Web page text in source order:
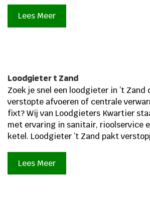
Lees Meer
Loodgieter t Zand
Zoek je snel een loodgieter in ’t Zand
verstopte afvoeren of centrale
fixt? Wij van Loodgieters Kwartier
met ervaring in sanitair, rioolservice
ketel. Loodgieter ’t Zand pakt
Lees Meer